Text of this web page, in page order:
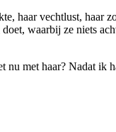
haar vechtlust, haar
waarbij ze niets
met haar? Nadat ik